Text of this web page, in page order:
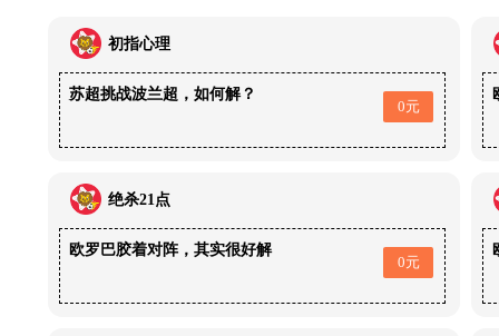
初指心理
苏超挑战波兰超，如何解？
0元
绝杀21点
欧罗巴胶着对阵，其实很好解
0元